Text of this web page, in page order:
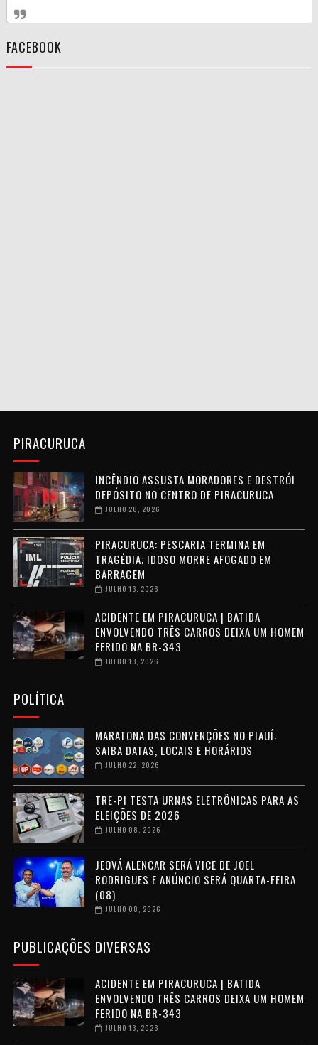
FACEBOOK
PIRACURUCA
INCÊNDIO ASSUSTA MORADORES E DESTRÓI
DEPÓSITO NO CENTRO DE PIRACURUCA
JULHO 28, 2026
PIRACURUCA: PESCARIA TERMINA EM
TRAGÉDIA; IDOSO MORRE AFOGADO EM
BARRAGEM
JULHO 13, 2026
ACIDENTE EM PIRACURUCA | BATIDA
ENVOLVENDO TRÊS CARROS DEIXA UM HOMEM
FERIDO NA BR-343
JULHO 13, 2026
POLÍTICA
MARATONA DAS CONVENÇÕES NO PIAUÍ:
SAIBA DATAS, LOCAIS E HORÁRIOS
JULHO 22, 2026
TRE-PI TESTA URNAS ELETRÔNICAS PARA AS
ELEIÇÕES DE 2026
JULHO 08, 2026
JEOVÁ ALENCAR SERÁ VICE DE JOEL
RODRIGUES E ANÚNCIO SERÁ QUARTA-FEIRA
(08)
JULHO 08, 2026
PUBLICAÇÕES DIVERSAS
ACIDENTE EM PIRACURUCA | BATIDA
ENVOLVENDO TRÊS CARROS DEIXA UM HOMEM
FERIDO NA BR-343
JULHO 13, 2026